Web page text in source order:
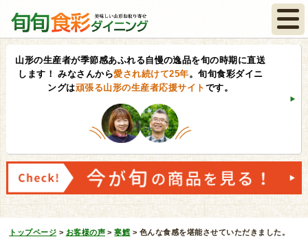
山形の生産者が季節感あふれる自慢の逸品を旬の時期に直送
します！ みなさんから愛され続けて25年。旬旬食彩ダイニ
ングは頑張る山形の生産者応援サイト です。
トップページ > お客様の声 >寒鱈 > 色んな食感を堪能させていただきました。